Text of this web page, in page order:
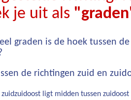
je uit als
graden is de hoek tussen
de richtingen zuid en
ligt midden tussen zuidoost